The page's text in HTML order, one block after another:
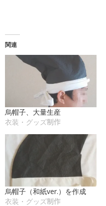
関連
烏帽子、大量生産
衣装・グッズ制作
烏帽子（和紙ver.）を作成
衣装・グッズ制作